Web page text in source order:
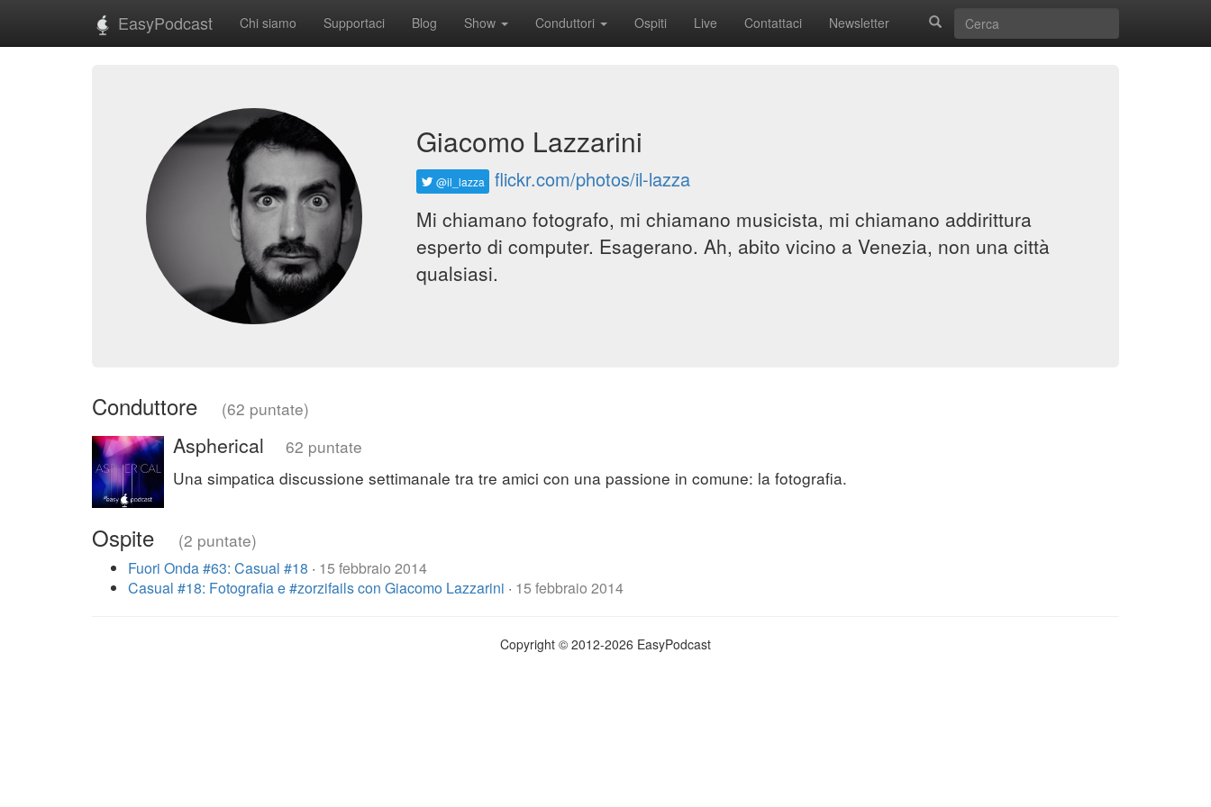
EasyPodcast Chi siamo Supportaci Blog Show Conduttori Ospiti Live Contattaci Newsletter
Giacomo Lazzarini
@il_lazza flickr.com/photos/il-lazza
Mi chiamano fotografo, mi chiamano musicista, mi chiamano addirittura
esperto di computer. Esagerano. Ah, abito vicino a Venezia, non una città
qualsiasi.
Conduttore (62 puntate)
Aspherical
62 puntate
Una simpatica discussione settimanale tra tre amici con una passione in comune: la fotografia.
Ospite (2 puntate)
Fuori Onda #63: Casual #18 · 15 febbraio 2014
Casual #18: Fotografia e #zorzifails con Giacomo Lazzarini · 15 febbraio 2014
Copyright © 2012-2026 EasyPodcast